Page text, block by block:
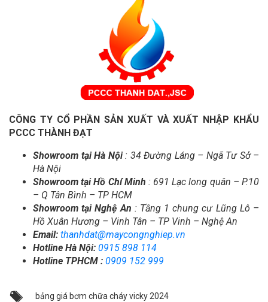
CÔNG TY CỔ PHẦN SẢN XUẤT VÀ XUẤT NHẬP KHẨU
PCCC THÀNH ĐẠT
Showroom tại Hà Nội: 34 Đường Láng – Ngã Tư Sở –
Hà Nội
Showroom tại Hồ Chí Minh : 691 Lạc long quân – P.10
– Q Tân Bình – TP HCM
Showroom tại Nghệ An : Tầng 1 chung cư Lũng Lô –
Hồ Xuân Hương – Vinh Tân – TP Vinh – Nghệ An
Email: thanhdat@maycongnghiep.vn
Hotline Hà Nội: 0915 898 114
Hotline TPHCM : 0909 152 999
bảng giá bơm chữa cháy vicky 2024